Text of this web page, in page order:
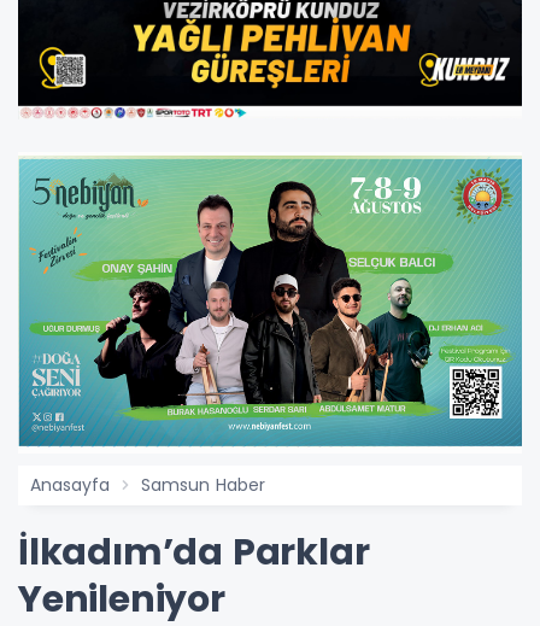
Anasayfa Samsun Haber
İlkadım’da Parklar
Yenileniyor